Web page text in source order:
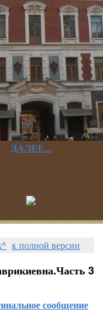
ДАЛЕЕ...
к полной версии
3
сообщение